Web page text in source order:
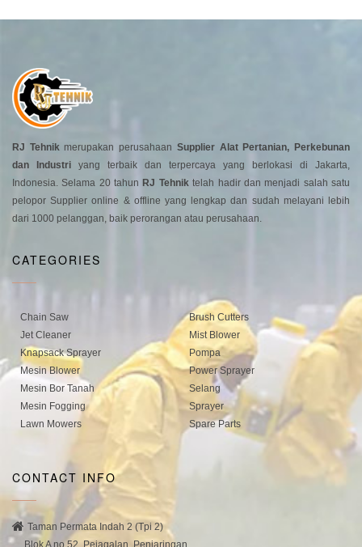
RJ Tehnikmerupakan perusahaan Supplier Alat Pertanian, Perkebunan
dan Industri yang terbaik dan terpercaya yang berlokasi di Jakarta,
Indonesia. Selama 20 tahun RJ Tehniktelah hadir dan menjadi salah satu
pelopor Supplier online & offline yang lengkap dan sudah melayani lebih
dari 1000 pelanggan, baik perorangan atau perusahaan.
CATEGORIES
Chain Saw
Jet Cleaner
Knapsack Sprayer
Mesin Blower
Mesin Bor Tanah
Mesin Fogging
Lawn Mowers
Brush Cutters
Mist Blower
Pompa
Power Sprayer
Selang
Sprayer
Spare Parts
CONTACT INFO
Taman Permata Indah 2 (Tpi 2)
Blok A no 52, Pejagalan, Penjaringan